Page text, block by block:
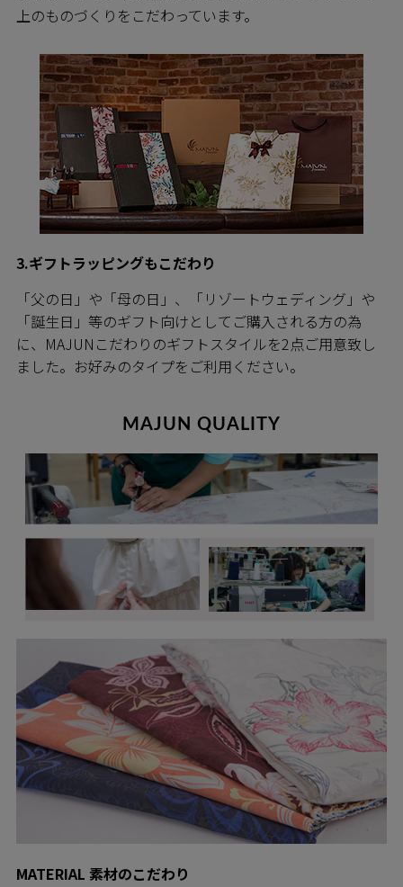
上のものづくりをこだわっています。
3.ギフトラッピングもこだわり
「父の日」や「母の日」、「リゾートウェディング」や
「誕生日」等のギフト向けとしてご購入される方の為
に、MAJUNこだわりのギフトスタイルを2点ご用意致し
ました。お好みのタイプをご利用ください。
MAJUN QUALITY
MATERIAL 素材のこだわり